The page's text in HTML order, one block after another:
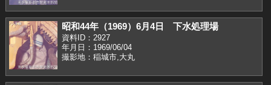
昭和44年（1969）6月4日 下水処理場
資料ID：2927
年月日：1969/06/04
撮影地：稲城市,大丸